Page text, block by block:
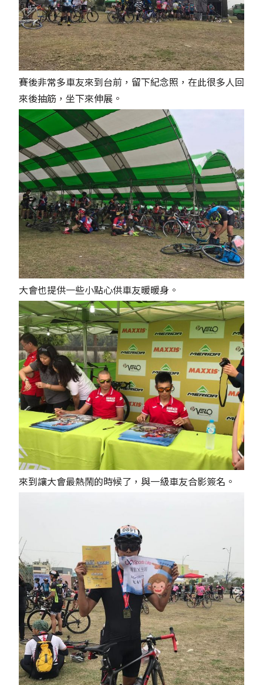
賽後非常多車友來到台前，留下紀念照，在此很多人回
來後抽筋，坐下來伸展。
大會也提供一些小點心供車友暖暖身。
來到讓大會最熱鬧的時候了，與一級車友合影簽名。